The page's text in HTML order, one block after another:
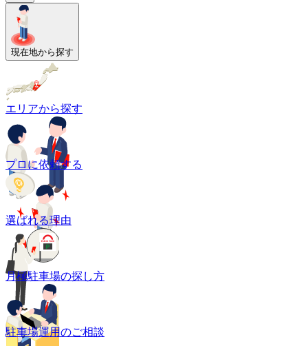
現在地から探す
エリアから探す
プロに依頼する
選ばれる理由
月極駐車場の探し方
駐車場運用のご相談